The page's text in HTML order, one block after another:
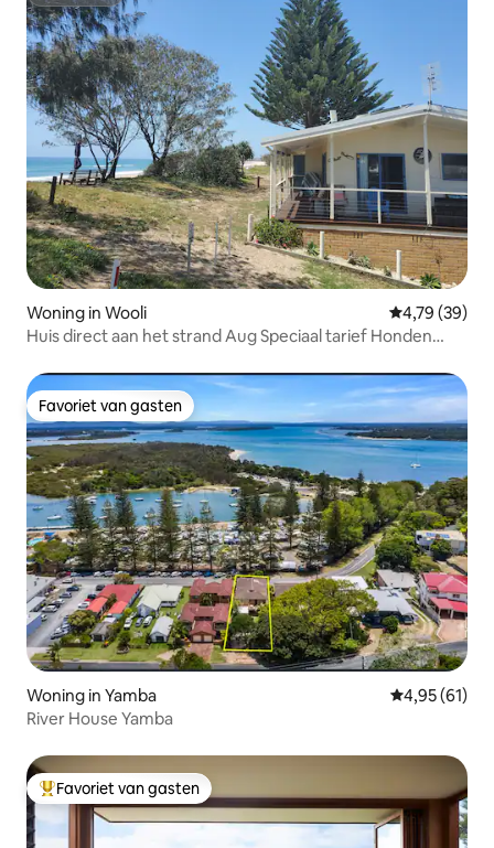
Woning in Wooli Gemiddelde
4,79 (39)
Huis direct aan het strand Aug Speciaal tarief Honden
Favoriet van gasten
Favoriet van gasten
Woning in Yamba Gemiddelde
4,95 (61)
River House Yamba
Topfavoriet van gasten
Favoriet van gasten